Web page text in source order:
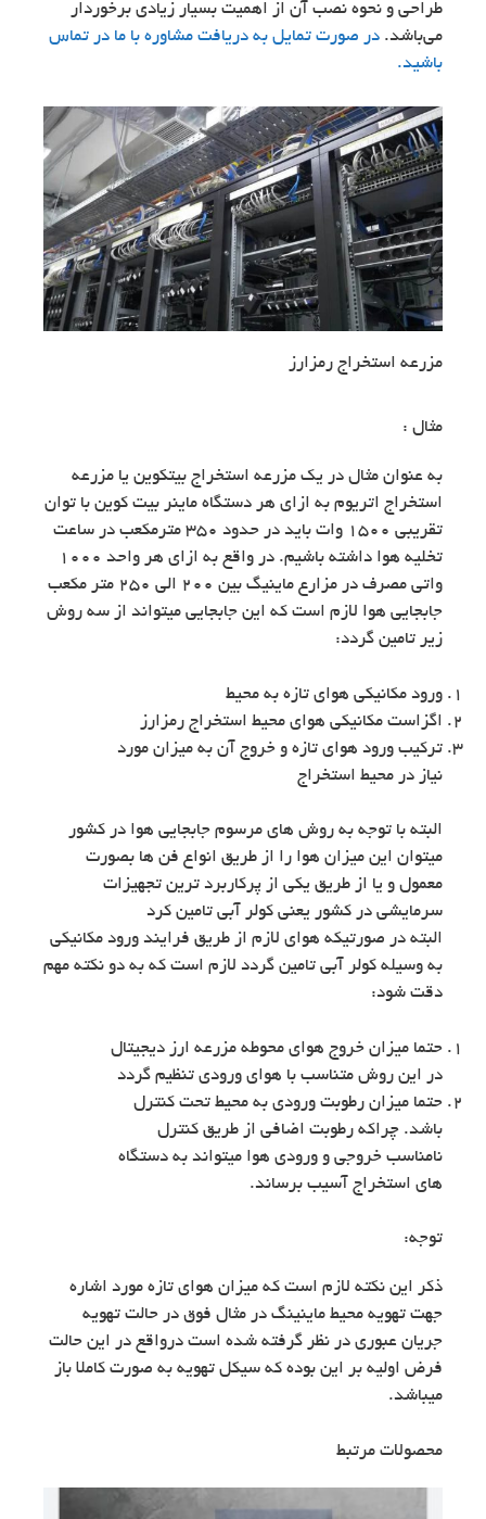
طراحی و نحوه نصب آن از اهمیت بسیار زیادی برخوردار
می‌باشد. در صورت تمایل به دریافت مشاوره با ما در تماس
باشید.
مزرعه استخراج رمزارز
مثال :
به عنوان مثال در یک مزرعه استخراج بیتکوین یا مزرعه
استخراج اتریوم به ازای هر دستگاه ماینر بیت کوین با توان
تقریبی 1500 وات باید در حدود 350 مترمکعب در ساعت
تخلیه هوا داشته باشیم. در واقع به ازای هر واحد 1000
واتی مصرف در مزارع ماینیگ بین 200 الی 250 متر مکعب
جابجایی هوا لازم است که این جابجایی میتواند از سه روش
زیر تامین گردد:
ورود مکانیکی هوای تازه به محیط
اگزاست مکانیکی هوای محیط استخراج رمزارز
ترکیب ورود هوای تازه و خروج آن به میزان مورد
نیاز در محیط استخراج
البته با توجه به روش های مرسوم جابجایی هوا در کشور
میتوان این میزان هوا را از طریق انواع فن ها بصورت
معمول و یا از طریق یکی از پرکاربرد ترین تجهیزات
سرمایشی در کشور یعنی کولر آبی تامین کرد
البته در صورتیکه هوای لازم از طریق فرایند ورود مکانیکی
به وسیله کولر آبی تامین گردد لازم است که به دو نکته مهم
دقت شود:
حتما میزان خروج هوای محوطه مزرعه ارز دیجیتال
در این روش متناسب با هوای ورودی تنظیم گردد
حتما میزان رطوبت ورودی به محیط تحت کنترل
باشد. چراکه رطوبت اضافی از طریق کنترل
نامناسب خروجی و ورودی هوا میتواند به دستگاه
های استخراج آسیب برساند.
توجه:
ذکر این نکته لازم است که میزان هوای تازه مورد اشاره
جهت تهویه محیط ماینینگ در مثال فوق در حالت تهویه
جریان عبوری در نظر گرفته شده است درواقع در این حالت
فرض اولیه بر این بوده که سیکل تهویه به صورت کاملا باز
میباشد.
محصولات مرتبط